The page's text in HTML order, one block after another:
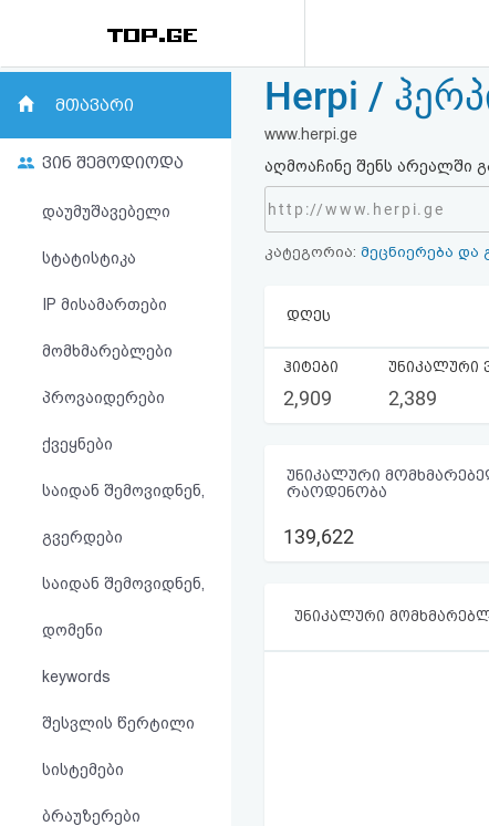
რეიტინგი
(მთავარი)
კითხვა-
პასუხი
ავტორიზაცია
რეგისტრაცია
სალიცენზიო
შეთანხმება
მთავარი
ვინ შემოდიოდა
დაუმუშავებელი
სტატისტიკა
IP მისამართები
მომხმარებლები
პროვაიდერები
ქვეყნები
საიდან შემოვიდნენ,
გვერდები
საიდან შემოვიდნენ,
დომენი
keywords
შესვლის წერტილი
სისტემები
ბრაუზერები
Herpi /
www.herpi.ge
აღმოაჩინე შენს არეალში
http://www.herpi.ge
კატეგორია: მეცნიერება და
დღეს
ჰიტები
2,909
უნიკალური
2,389
უნიკალური
რაოდენობა
139,622
უნიკალური